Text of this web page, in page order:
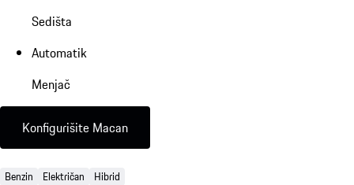
Sedišta
Automatik
Menjač
Konfigurišite Macan
Benzin Električan Hibrid